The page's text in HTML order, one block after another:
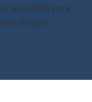
requeridos para
del país.